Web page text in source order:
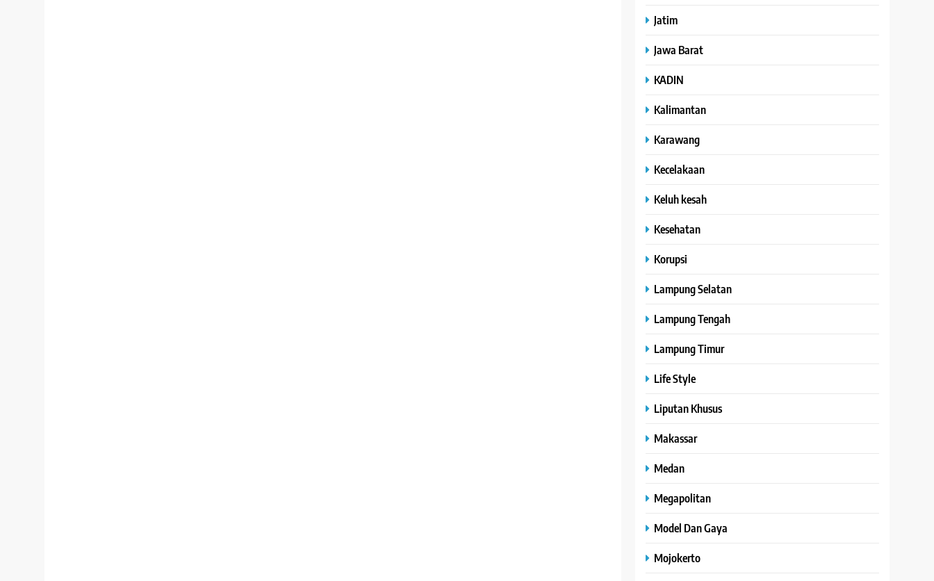
Jatim
Jawa Barat
KADIN
Kalimantan
Karawang
Kecelakaan
Keluh kesah
Kesehatan
Korupsi
Lampung Selatan
Lampung Tengah
Lampung Timur
Life Style
Liputan Khusus
Makassar
Medan
Megapolitan
Model Dan Gaya
Mojokerto